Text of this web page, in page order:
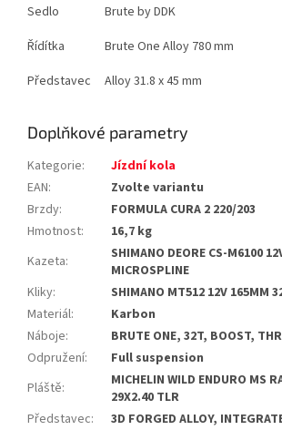
Sedlo
Brute by DDK
Řídítka
Brute One Alloy 780 mm
Představec
Alloy 31.8 x 45 mm
Doplňkové parametry
Kategorie:
Jízdní kola
EAN:
Zvolte variantu
Brzdy:
FORMULA CURA 2 220/203
Hmotnost:
16,7 kg
Kazeta:
SHIMANO DEORE CS-M6100
MICROSPLINE
Kliky:
SHIMANO MT512 12V 165MM
Materiál:
Karbon
Náboje:
BRUTE ONE, 32T, BOOST,
Odpružení:
Full suspension
Pláště:
MICHELIN WILD ENDURO MS
29X2.40 TLR
Představec:
3D FORGED ALLOY,